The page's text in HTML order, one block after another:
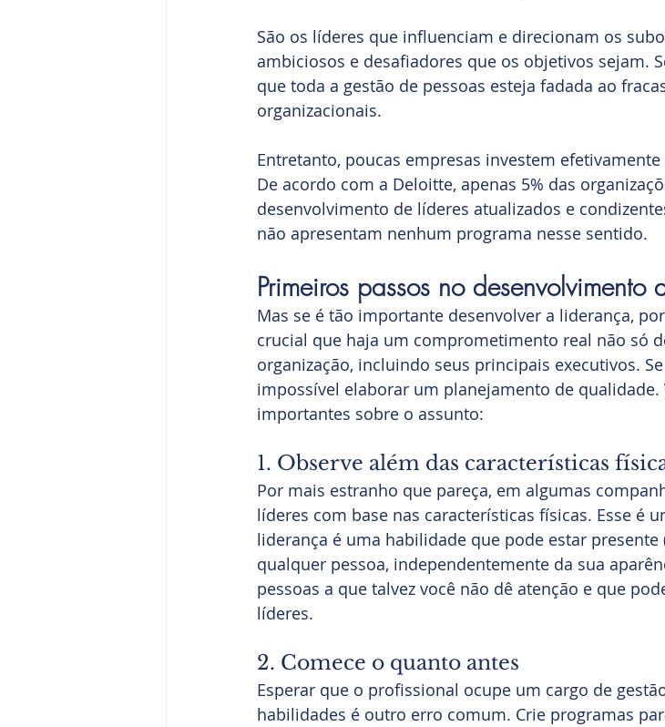
São os líderes que influenciam e direcionam os
ambiciosos e desafiadores que os objetivos sejam.
que toda a gestão de pessoas esteja fadada ao
organizacionais.
Entretanto, poucas empresas investem
De acordo com a Deloitte, apenas 5% das
desenvolvimento de líderes atualizados e
não apresentam nenhum programa nesse sentido.
Primeiros passos no desenvolvimento
Mas se é tão importante desenvolver a liderança,
crucial que haja um comprometimento real não só
organização, incluindo seus principais executivos.
impossível elaborar um planejamento de qualidade.
importantes sobre o assunto:
1. Observe além das características
Por mais estranho que pareça, em algumas
líderes com base nas características físicas. Esse é
liderança é uma habilidade que pode estar presente
qualquer pessoa, independentemente da sua
pessoas a que talvez você não dê atenção e que
líderes.
2. Comece o quanto antes
Esperar que o profissional ocupe um cargo de
habilidades é outro erro comum. Crie programas